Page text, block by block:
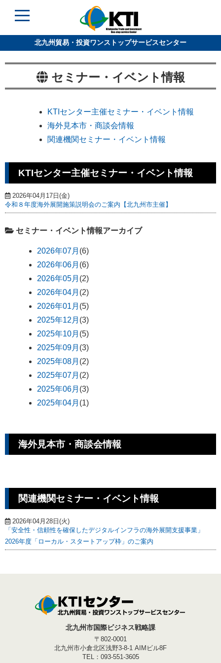
北九州貿易・投資ワンストップサービスセンター
セミナー・イベント情報
KTIセンター主催セミナー・イベント情報
海外見本市・商談会情報
関連機関セミナー・イベント情報
KTIセンター主催セミナー・イベント情報
2026年04月17日(金)
令和８年度海外展開施策説明会のご案内【北九州市主催】
セミナー・イベント情報アーカイブ
2026年07月 (6)
2026年06月 (6)
2026年05月 (2)
2026年04月 (2)
2026年01月 (5)
2025年12月 (3)
2025年10月 (5)
2025年09月 (3)
2025年08月 (2)
2025年07月 (2)
2025年06月 (3)
2025年04月 (1)
海外見本市・商談会情報
関連機関セミナー・イベント情報
2026年04月28日(火)
「安全性・信頼性を確保したデジタルインフラの海外展開支援事業」
2026年度「ローカル・スタートアップ枠」のご案内
北九州市国際ビジネス戦略課
〒802-0001
北九州市小倉北区浅野3-8-1 AIMビル8F
TEL：093-551-3605